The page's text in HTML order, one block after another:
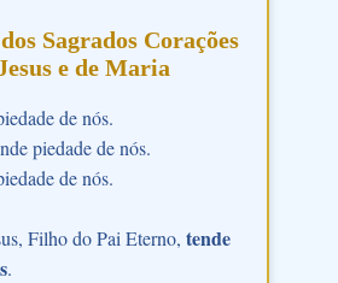
Sagrados Corações
e de Maria
de nós.
piedade de nós.
de nós.
Filho do Pai Eterno, tende
.